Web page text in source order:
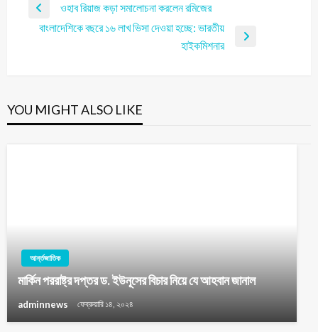
ওহাব রিয়াজ কড়া সমালোচনা করলেন রমিজের
বাংলাদেশিকে বছরে ১৬ লাখ ভিসা দেওয়া হচ্ছে: ভারতীয়
হাইকমিশনার
YOU MIGHT ALSO LIKE
আর্ন্তজাতিক
মার্কিন পররাষ্ট্র দপ্তর ড. ইউনূসের বিচার নিয়ে যে আহবান জানাল
adminnews ফেব্রুয়ারি ১৪, ২০২৪